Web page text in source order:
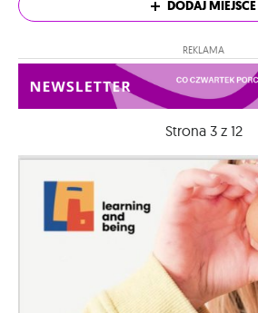
DODAJ MIEJSCE
REKLAMA
Strona 3 z 12